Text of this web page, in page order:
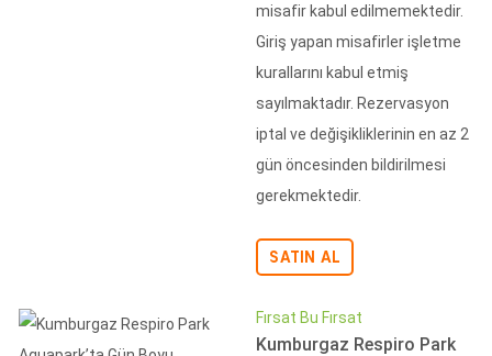
misafir kabul edilmemektedir.
Giriş yapan misafirler işletme
kurallarını kabul etmiş
sayılmaktadır. Rezervasyon
iptal ve değişikliklerinin en az 2
gün öncesinden bildirilmesi
gerekmektedir.
SATIN AL
Fırsat Bu Fırsat
Kumburgaz Respiro Park